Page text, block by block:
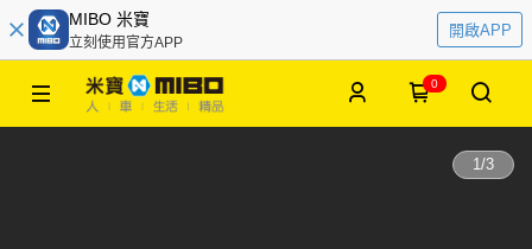
MIBO 米寶
立刻使用官方APP
開啟APP
0
1/3